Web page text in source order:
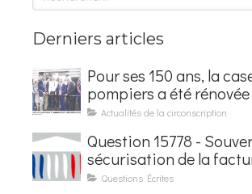
Derniers articles
Pour ses 150 ans, la
pompiers a été
baptisée au nom
Actualités de la circonscription
Question 15778 -
sécurisation de la
électronique
Questions Écrites